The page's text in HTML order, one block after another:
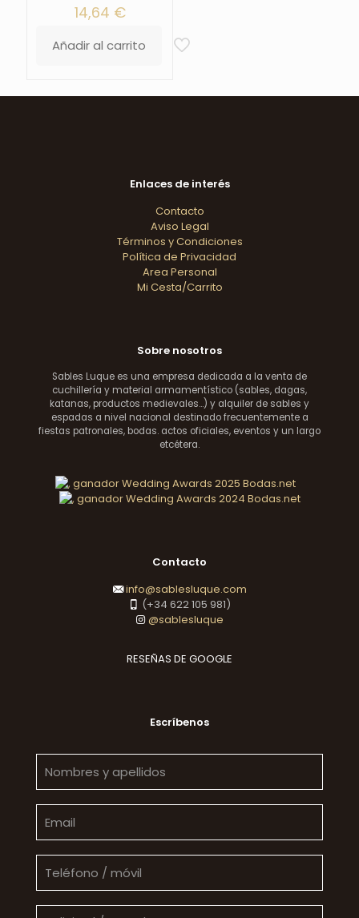
14,64 €
Añadir al carrito
Enlaces de interés
Contacto
Aviso Legal
Términos y Condiciones
Política de Privacidad
Area Personal
Mi Cesta/Carrito
Sobre nosotros
Sables Luque es una empresa dedicada a la venta de
cuchillería y material armamentístico (sables, dagas,
katanas, productos medievales...) y alquiler de sables y
espadas a nivel nacional destinado frecuentemente a
fiestas patronales, bodas. actos oficiales, eventos y un largo
etcétera.
Contacto
info@sablesluque.com
(+34 622 105 981)
@sablesluque
RESEÑAS DE GOOGLE
Escríbenos